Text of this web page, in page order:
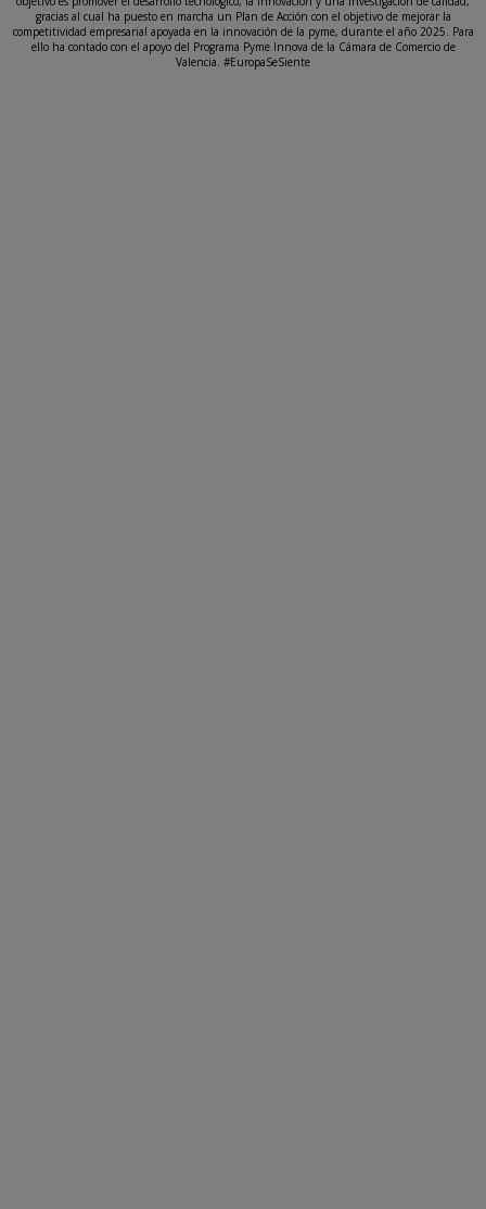
gracias al cual ha puesto en marcha un Plan de Acción con el objetivo de mejorar la
competitividad empresarial apoyada en la innovación de la pyme, durante el año 2025. Para
ello ha contado con el apoyo del Programa Pyme Innova de la Cámara de Comercio de
Valencia. #EuropaSeSiente